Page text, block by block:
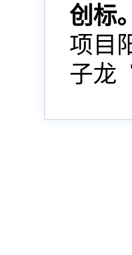
创标。
项目
子龙